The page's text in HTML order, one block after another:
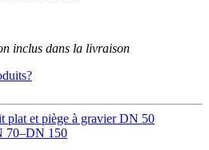
inclus dans la livraison
plat et piège à gravier DN 50
70–DN 150